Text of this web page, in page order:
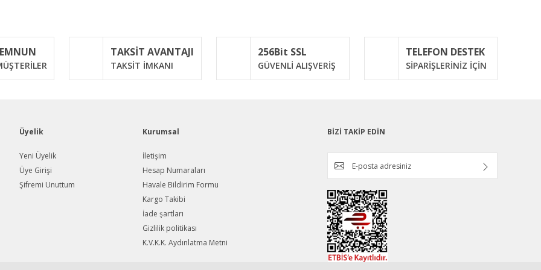
Yorum Yaz
Gönder
TAKSİT AVANTAJI
TAKSİT İMKANI
256Bit SSL
GÜVENLİ ALIŞVERİŞ
TELEFON DESTEK
SİPARİŞLERİNİZ İÇİN
Üyelik
Yeni Üyelik
Üye Girişi
Şifremi Unuttum
Kurumsal
İletişim
Hesap Numaraları
Havale Bildirim Formu
Kargo Takibi
İade şartları
Gizlilik politikası
K.V.K.K. Aydınlatma Metni
BİZİ TAKİP EDİN